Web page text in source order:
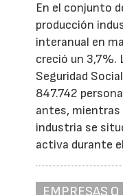
En el conjunto
producción
interanual en
creció un 3,7%.
Seguridad
847.742
antes, mientras
industria se
activa durante